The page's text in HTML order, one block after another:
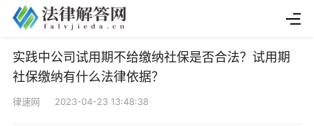
实践中公司试用期不给缴纳社保是否合法？试用期
社保缴纳有什么法律依据？
律速网 2023-04-23 13:48:38